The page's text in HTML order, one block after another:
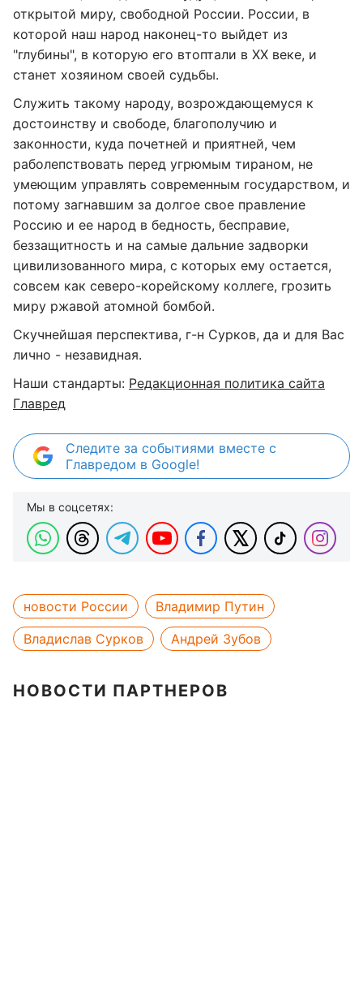
открытой миру, свободной России. России, в
которой наш народ наконец-то выйдет из
"глубины", в которую его втоптали в ХХ веке, и
станет хозяином своей судьбы.
Служить такому народу, возрождающемуся к
достоинству и свободе, благополучию и
законности, куда почетней и приятней, чем
раболепствовать перед угрюмым тираном, не
умеющим управлять современным государством, и
потому загнавшим за долгое свое правление
Россию и ее народ в бедность, бесправие,
беззащитность и на самые дальние задворки
цивилизованного мира, с которых ему остается,
совсем как северо-корейскому коллеге, грозить
миру ржавой атомной бомбой.
Скучнейшая перспектива, г-н Сурков, да и для Вас
лично - незавидная.
Наши стандарты: Редакционная политика сайта
Главред
Следите за событиями вместе с
Главредом в Google!
Мы в соцсетях:
новости России
Владимир Путин
Владислав Сурков
Андрей Зубов
НОВОСТИ ПАРТНЕРОВ